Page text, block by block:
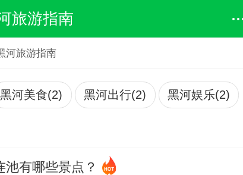
旅游指南
河旅游指南
黑河美食(2) 黑河出行(2) 黑河娱乐(2)
有哪些景点？